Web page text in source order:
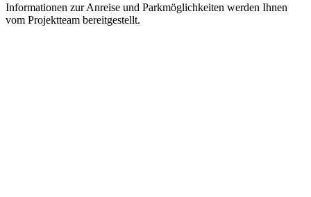
Informationen zur Anreise und Parkmöglichkeiten werden Ihnen
vom Projektteam bereitgestellt.